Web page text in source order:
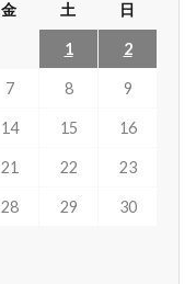
金 土 日
1 2
7 8 9
14 15 16
21 22 23
28 29 30